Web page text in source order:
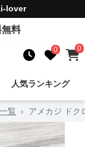
lover
無料
0 0
人気ランキング
覧 › アメカジ ドク